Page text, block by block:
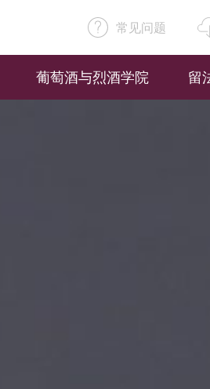
常见问题
葡萄酒与烈酒学院 留